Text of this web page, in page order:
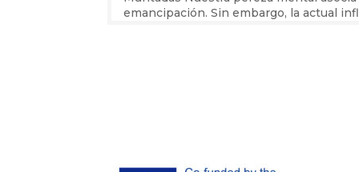
emancipación. Sin embargo, la actual